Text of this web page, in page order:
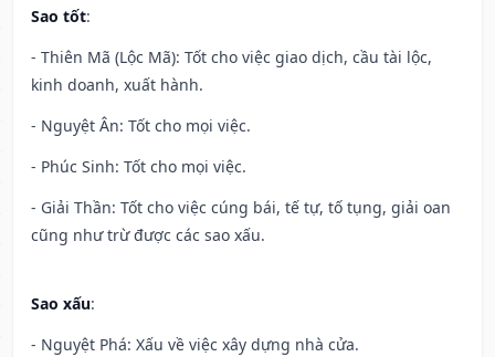
Sao tốt:
- Thiên Mã (Lộc Mã): Tốt cho việc giao dịch, cầu tài lộc,
kinh doanh, xuất hành.
- Nguyệt Ân: Tốt cho mọi việc.
- Phúc Sinh: Tốt cho mọi việc.
- Giải Thần: Tốt cho việc cúng bái, tế tự, tố tụng, giải oan
cũng như trừ được các sao xấu.
Sao xấu:
- Nguyệt Phá: Xấu về việc xây dựng nhà cửa.